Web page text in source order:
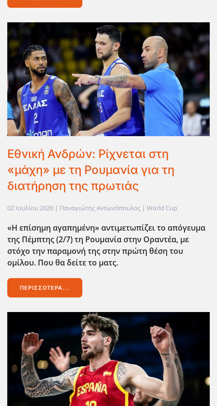
Εθνική Ανδρών: Ρίχνεται στη
«μάχη» με τη Ρουμανία για τη
διατήρηση της πρωτιάς
02 Ιουλίου 2026 | Παναγιώτης Αντωνόπουλος | World Cup
«Η επίσημη αγαπημένη» αντιμετωπίζει το απόγευμα
της Πέμπτης (2/7) τη Ρουμανία στην Οραντέα, με
στόχο την παραμονή της στην πρώτη θέση του
ομίλου. Που θα δείτε το ματς.
ΠΕΡΙΣΣΌΤΕΡΑ...